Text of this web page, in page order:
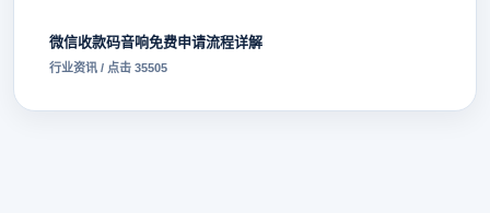
微信收款码音响免费申请流程详解
行业资讯 / 点击 35505